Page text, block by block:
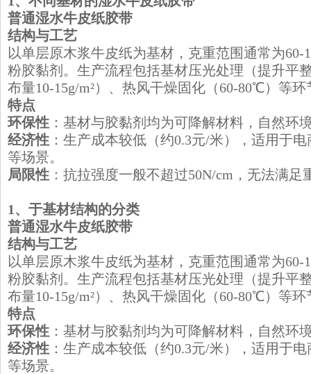
​普通湿水牛皮纸胶带
结构与工艺
以单层原木浆牛皮纸为基材，克重范围通常为60-
粉胶黏剂。生产流程包括基材压光处理（提升平
布量10-15g/m²）、热风干燥固化（60-80℃）等环
特点
环保性 ：基材与胶黏剂均为可降解材料，自然环
经济性 ：生产成本较低（约0.3元/米），适用于
等场景。
局限性 ：抗拉强度一般不超过50N/cm，无法满足
1、于基材结构的分类
​普通湿水牛皮纸胶带
结构与工艺
以单层原木浆牛皮纸为基材，克重范围通常为60-
粉胶黏剂。生产流程包括基材压光处理（提升平
布量10-15g/m²）、热风干燥固化（60-80℃）等环
特点
环保性 ：基材与胶黏剂均为可降解材料，自然环
经济性 ：生产成本较低（约0.3元/米），适用于
等场景。